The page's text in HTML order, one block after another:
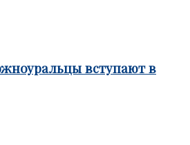
вступают в